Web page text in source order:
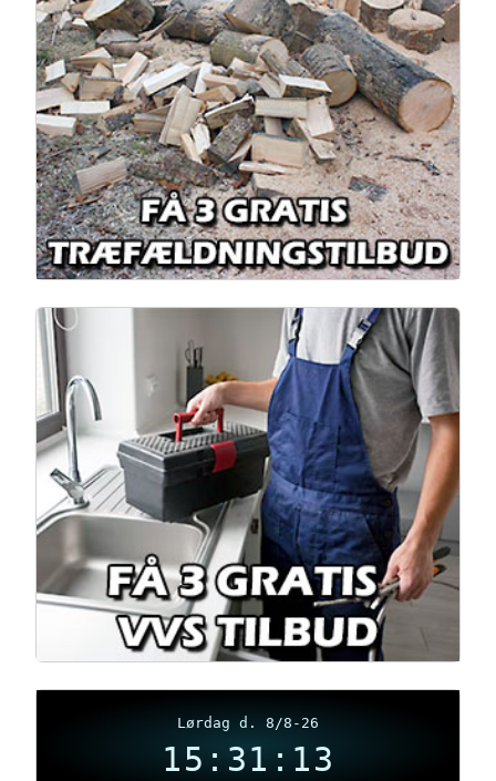
Lørdag d. 8/8-26
15:31:13